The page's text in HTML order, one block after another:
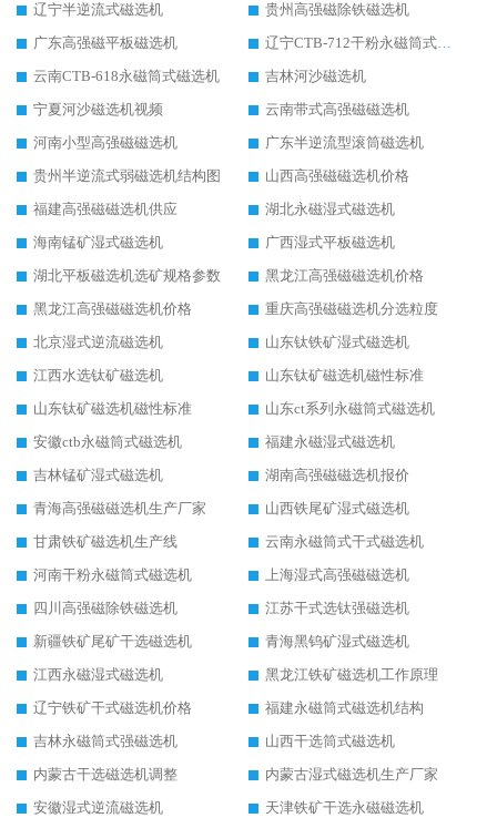
辽宁半逆流式磁选机
贵州高强磁除铁磁选机
广东高强磁平板磁选机
辽宁CTB-712干粉永磁筒式磁选机
云南CTB-618永磁筒式磁选机
吉林河沙磁选机
宁夏河沙磁选机视频
云南带式高强磁磁选机
河南小型高强磁磁选机
广东半逆流型滚筒磁选机
贵州半逆流式弱磁选机结构图
山西高强磁磁选机价格
福建高强磁磁选机供应
湖北永磁湿式磁选机
海南锰矿湿式磁选机
广西湿式平板磁选机
湖北平板磁选机选矿规格参数
黑龙江高强磁磁选机价格
黑龙江高强磁磁选机价格
重庆高强磁磁选机分选粒度
北京湿式逆流磁选机
山东钛铁矿湿式磁选机
江西水选钛矿磁选机
山东钛矿磁选机磁性标准
山东钛矿磁选机磁性标准
山东ct系列永磁筒式磁选机
安徽ctb永磁筒式磁选机
福建永磁湿式磁选机
吉林锰矿湿式磁选机
湖南高强磁磁选机报价
青海高强磁磁选机生产厂家
山西铁尾矿湿式磁选机
甘肃铁矿磁选机生产线
云南永磁筒式干式磁选机
河南干粉永磁筒式磁选机
上海湿式高强磁磁选机
四川高强磁除铁磁选机
江苏干式选钛强磁选机
新疆铁矿尾矿干选磁选机
青海黑钨矿湿式磁选机
江西永磁湿式磁选机
黑龙江铁矿磁选机工作原理
辽宁铁矿干式磁选机价格
福建永磁筒式磁选机结构
吉林永磁筒式强磁选机
山西干选筒式磁选机
内蒙古干选磁选机调整
内蒙古湿式磁选机生产厂家
安徽湿式逆流磁选机
天津铁矿干选永磁磁选机